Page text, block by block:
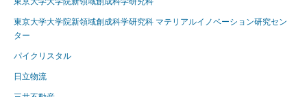
東京大学大学院新領域創成科学研究科 マテリアルイノベーション研究セン
ター
パイクリスタル
日立物流